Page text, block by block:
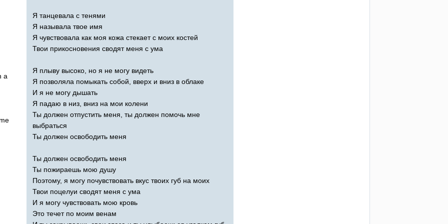
a
Я танцевала с тенями
Я называла твое имя
Я чувствовала как моя кожа стекает с моих костей
Твои прикосновения сводят меня с ума
Я плыву высоко, но я не могу видеть
Я позволяла помыкать собой, вверх и вниз в облаке
И я не могу дышать
Я падаю в низ, вниз на мои колени
Ты должен отпустить меня, ты должен помочь мне
выбраться
Ты должен освободить меня
Ты должен освободить меня
Ты пожираешь мою душу
Поэтому, я могу почувствовать вкус твоих губ на моих
Твои поцелуи сводят меня с ума
И я могу чувствовать мою кровь
Это течет по моим венам